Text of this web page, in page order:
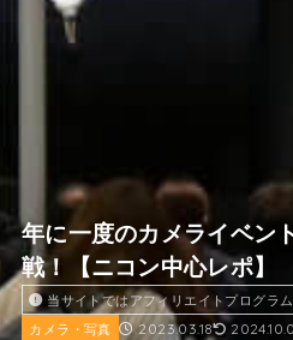
年に一度のカメライベン
戦！【ニコン中心レポ】
当サイトではアフィリエイトプログラ
カメラ・写真 2023.03.18